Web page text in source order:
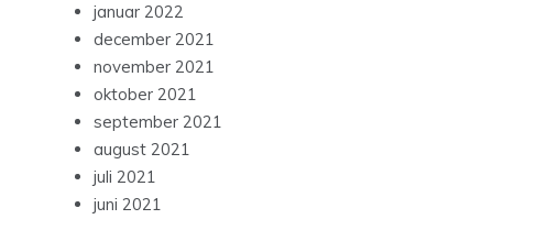
januar 2022
december 2021
november 2021
oktober 2021
september 2021
august 2021
juli 2021
juni 2021